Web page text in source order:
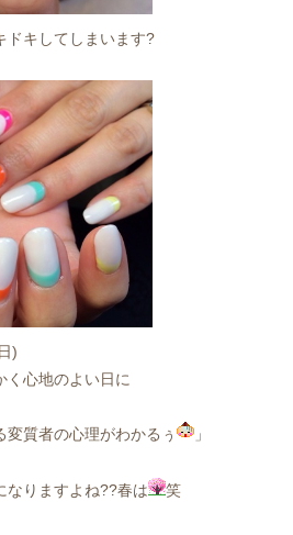
ドキしてしまいます?
)
く心地のよい日に
変質者の心理がわかるぅ
」
なりますよね??春は
笑